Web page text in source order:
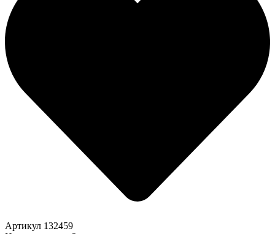
Артикул 132459